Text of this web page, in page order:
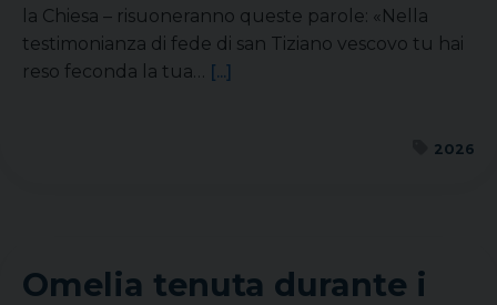
la Chiesa – risuoneranno queste parole: «Nella
testimonianza di fede di san Tiziano vescovo tu hai
reso feconda la tua… [...]
2026
Omelia tenuta durante i